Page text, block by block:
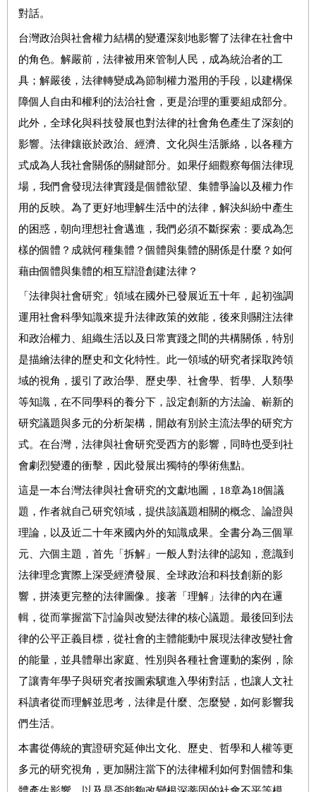
對話。
台灣政治與社會權力結構的變遷深刻地影響了法律在社會中
的角色。 解嚴前，法律被用來管制人民，成為統治者的工
具；解嚴後，法律轉變成為節制權力濫用的手段，以建構保
障個人自由和權利的法治社會 ，更是治理的重要組成部分。
此外，全球化與科技發展也對法律的社會角色產生了深刻的
影響。 法律鑲嵌於政治、經濟、文化與生活脈絡，以各種方
式成為人我社會關係的關鍵部分。 如果仔細觀察每個法律現
場，我們會發現法律實踐是個體欲望、集體爭論以及權力作
用的反映。為了更好地理解生活中的法律，解決糾紛中產生
的困惑，朝向理想社會邁進，我們必須不斷探索：要成為怎
樣的個體？成就何種集體？個體與集體的關係是什麼？如何
藉由個體與集體的相互辯證創建法律？
「法律與社會研究」領域在國外已發展近五十年， 起初強調
運用社會科學知識來提升法律政策的效能，後來則關注法律
和政治權力、組織生活以及日常實踐之間的共構關係，特別
是描繪法律的歷史和文化特性。 此一領域的研究者採取跨領
域的視角，援引了政治學、歷史學、社會學、哲學、人類學
等知識，在不同學科的養分下，設定創新的方法論、嶄新的
研究議題與多元的分析架構，開啟有別於主流法學的研究方
式。 在台灣，法律與社會研究受西方的影響，同時也受到社
會劇烈變遷的衝擊，因此發展出獨特的學術焦點。
這是一本台灣法律與社會研究的文獻地圖， 18章為18個議
題，作者就自己研究領域， 提供該議題相關的概念、論證與
理論，以及近二十年來國內外的知識成果。全書分為三個單
元、六個主題， 首先「拆解」一般人對法律的認知，意識到
法律理念實際上深受經濟發展、全球政治和科技創新的影
響，拼湊更完整的法律圖像 。接著 「理解」法律的內在邏
輯，從而掌握當下討論與改變法律的核心議題。最後回到法
律的公平正義目標，從社會的主體能動中展現法律改變社會
的能量，並具體舉出家庭、性別與各種社會運動的案例， 除
了讓青年學子與研究者按圖索驥進入學術對話，也讓人文社
科讀者從而理解並思考，法律是什麼、怎麼變，如何影響我
們生活。
本書從傳統的實證研究延伸出文化、歷史、哲學和人權等更
多元的研究視角，更加關注當下的法律權利如何對個體和集